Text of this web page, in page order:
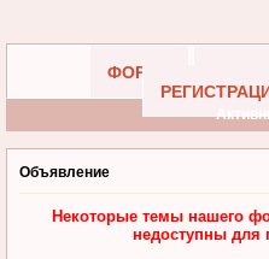
ФОРУМ
Объявление
Некоторые темы нашего
недоступны для